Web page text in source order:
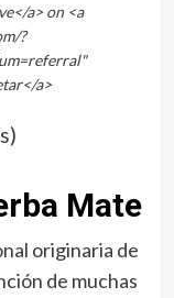
a> on <a
?
a>
Mate
originaria de
de muchas